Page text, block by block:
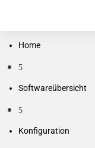
Home
5
Softwareübersicht
5
Konfiguration